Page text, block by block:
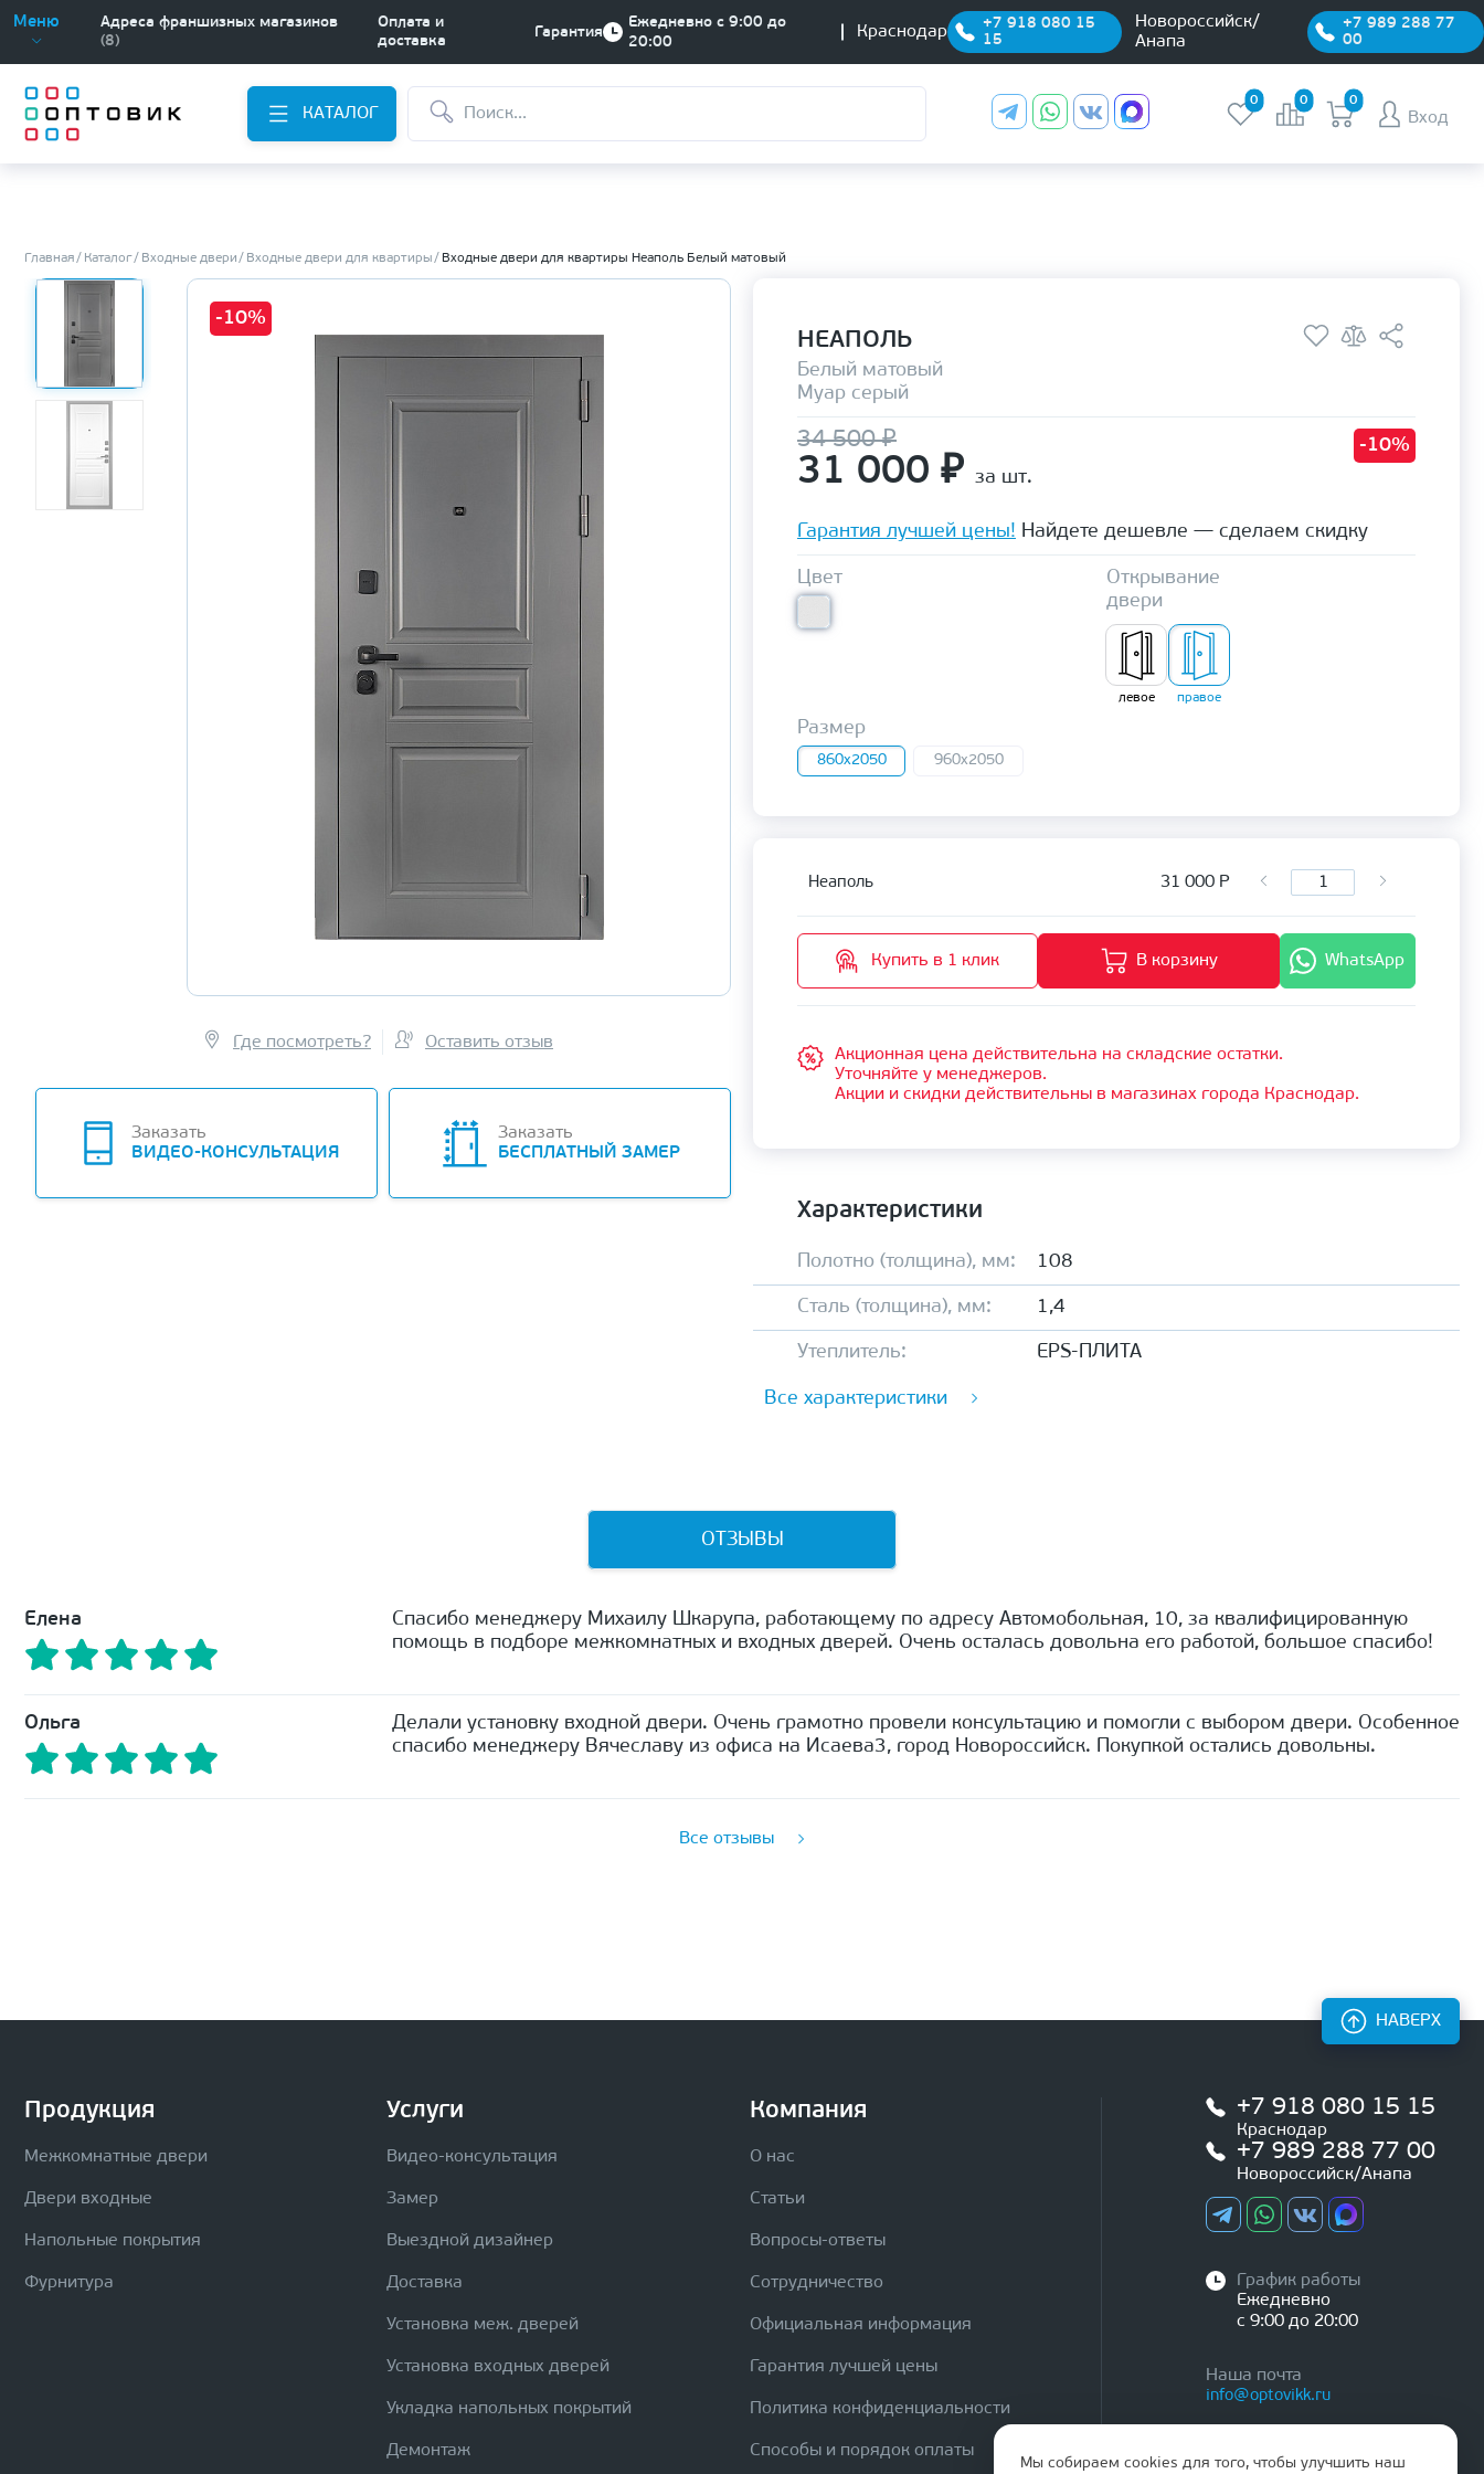
Меню
Адреса франшизных магазинов
(8)
Оплата и
доставка
Гарантия
Ежедневно с 9:00 до
20:00
Краснодар
+7 918 080 15
15
Новороссийск/
Анапа
+7 989 288 77
00
КАТАЛОГ
0 0 0
Вход
Главная Каталог Входные двери Входные двери для квартиры Входные двери для квартиры Неаполь Белый матовый
-10%
-10%
Где посмотреть? Оставить отзыв
Заказать
ВИДЕО-КОНСУЛЬТАЦИЯ
Заказать
БЕСПЛАТНЫЙ ЗАМЕР
НЕАПОЛЬ
Белый матовый
Муар серый
34 500 ₽
31 000 ₽ за шт.
-10%
Гарантия лучшей цены! Найдете дешевле — сделаем скидку
Цвет
Открывание
двери
левое правое
Размер
860x2050 960x2050
Неаполь 31 000 Р
Купить в 1 клик В корзину WhatsApp
Акционная цена действительна на складские остатки.
Уточняйте у менеджеров.
Акции и скидки действительны в магазинах города Краснодар.
Характеристики
Полотно (толщина), мм: 108
Сталь (толщина), мм: 1,4
Утеплитель: EPS-ПЛИТА
Все характеристики
ОТЗЫВЫ
Елена
Спасибо менеджеру Михаилу Шкарупа, работающему по адресу Автомобольная, 10, за квалифицированную
помощь в подборе межкомнатных и входных дверей. Очень осталась довольна его работой, большое спасибо!
Ольга
Делали установку входной двери. Очень грамотно провели консультацию и помогли с выбором двери. Особенное
спасибо менеджеру Вячеславу из офиса на Исаева3, город Новороссийск. Покупкой остались довольны.
Все отзывы
Продукция
Межкомнатные двери
Двери входные
Напольные покрытия
Фурнитура
Услуги
Видео-консультация
Замер
Выездной дизайнер
Доставка
Установка меж. дверей
Установка входных дверей
Укладка напольных покрытий
Демонтаж
Компания
О нас
Статьи
Вопросы-ответы
Сотрудничество
Официальная информация
Гарантия лучшей цены
Политика конфиденциальности
Способы и порядок оплаты
+7 918 080 15 15
Краснодар
+7 989 288 77 00
Новороссийск/Анапа
График работы
Ежедневно
с 9:00 до 20:00
Наша почта
info@optovikk.ru
НАВЕРХ
Мы собираем cookies для того, чтобы улучшить наш